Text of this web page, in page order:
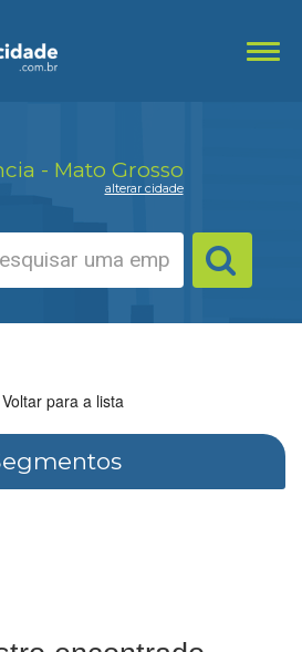
- Mato Grosso
alterar cidade
Voltar para a lista